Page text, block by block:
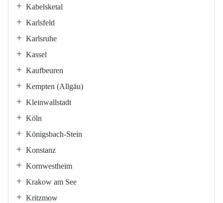
Kabelsketal
Karlsfeld
Karlsruhe
Kassel
Kaufbeuren
Kempten (Allgäu)
Kleinwallstadt
Köln
Königsbach-Stein
Konstanz
Kornwestheim
Krakow am See
Kritzmow